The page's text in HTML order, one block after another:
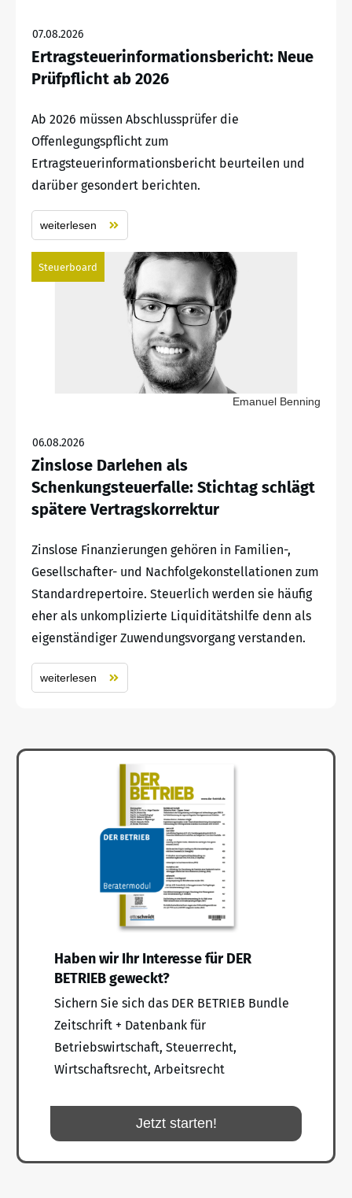
07.08.2026
Ertragsteuerinformationsbericht: Neue
Prüfpflicht ab 2026
Ab 2026 müssen Abschlussprüfer die
Offenlegungspflicht zum
Ertragsteuerinformationsbericht beurteilen und
darüber gesondert berichten.
weiterlesen
Steuerboard
Emanuel Benning
06.08.2026
Zinslose Darlehen als
Schenkungsteuerfalle: Stichtag schlägt
spätere Vertragskorrektur
Zinslose Finanzierungen gehören in Familien-,
Gesellschafter- und Nachfolgekonstellationen zum
Standardrepertoire. Steuerlich werden sie häufig
eher als unkomplizierte Liquiditätshilfe denn als
eigenständiger Zuwendungsvorgang verstanden.
weiterlesen
Haben wir Ihr Interesse für DER
BETRIEB geweckt?
Sichern Sie sich das DER BETRIEB Bundle
Zeitschrift + Datenbank für
Betriebswirtschaft, Steuerrecht,
Wirtschaftsrecht, Arbeitsrecht
Jetzt starten!